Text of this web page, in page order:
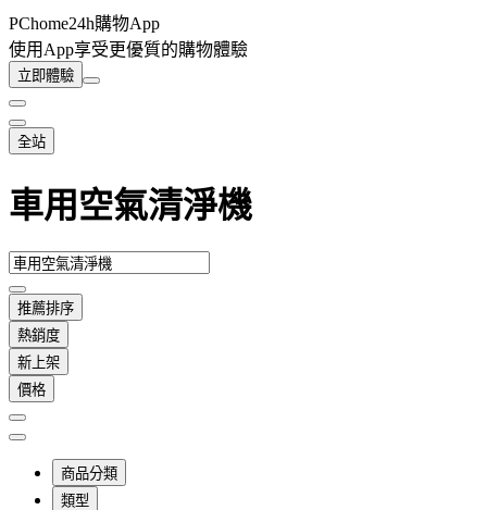
PChome24h購物App
使用App享受更優質的購物體驗
立即體驗
全站
車用空氣清淨機
推薦排序
熱銷度
新上架
價格
商品分類
類型